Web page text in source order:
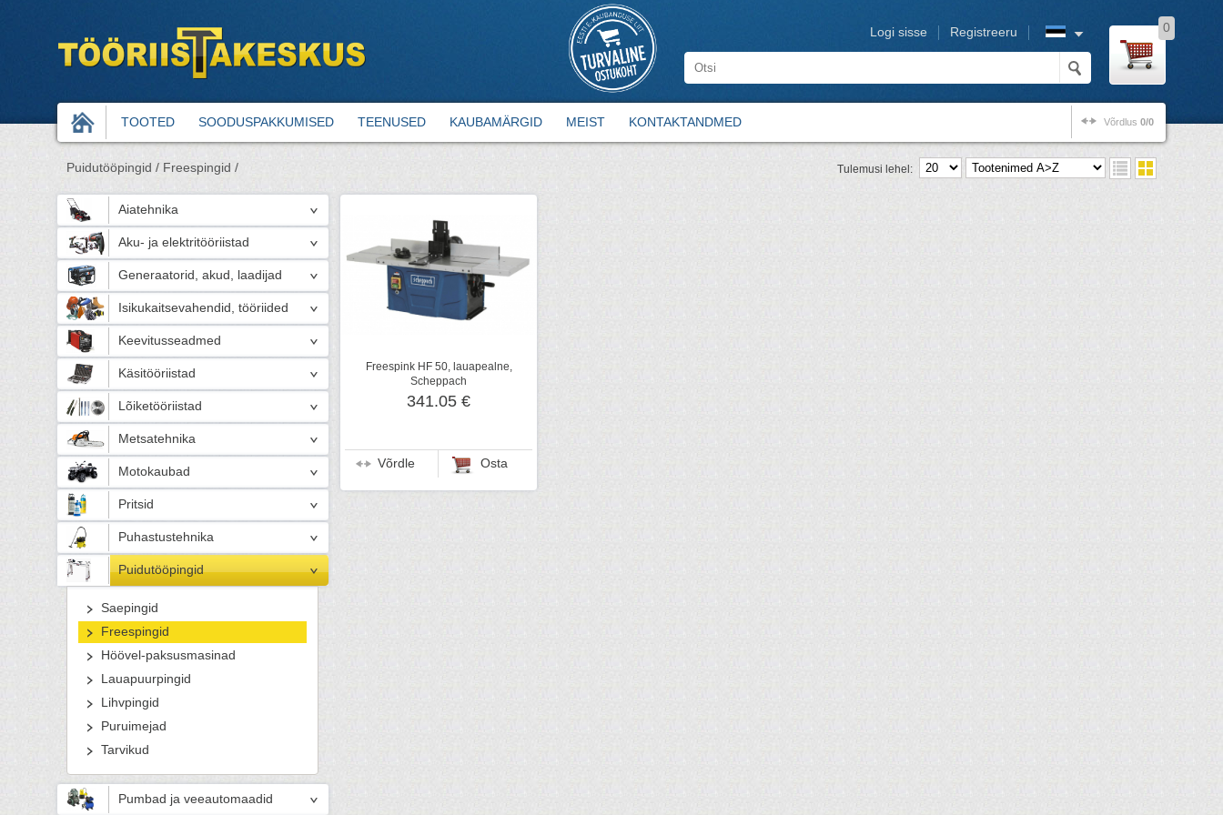
Registreeru
Logi sisse 0
TOOTED SOODUSPAKKUMISED TEENUSED KAUBAMÄRGID MEIST KONTAKTANDMED Võrdlus 0/0
Puidutööpingid / Freespingid / Tulemusi lehel:
Aiatehnika
Aku- ja elektritööriistad
Generaatorid, akud, laadijad
Isikukaitsevahendid, tööriided
Keevitusseadmed
Käsitööriistad
Lõiketööriistad
Metsatehnika
Motokaubad
Pritsid
Puhastustehnika
Puidutööpingid
Saepingid
Freespingid
Höövel-paksusmasinad
Lauapuurpingid
Lihvpingid
Puruimejad
Tarvikud
Pumbad ja veeautomaadid
Freespink HF 50, lauapealne,
Scheppach
341.05 €
Võrdle Osta